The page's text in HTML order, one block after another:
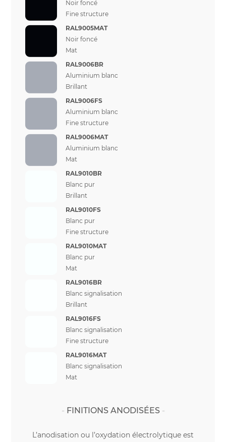
Noir foncé
Fine structure
RAL9005MAT
Noir foncé
Mat
RAL9006BR
Aluminium blanc
Brillant
RAL9006FS
Aluminium blanc
Fine structure
RAL9006MAT
Aluminium blanc
Mat
RAL9010BR
Blanc pur
Brillant
RAL9010FS
Blanc pur
Fine structure
RAL9010MAT
Blanc pur
Mat
RAL9016BR
Blanc signalisation
Brillant
RAL9016FS
Blanc signalisation
Fine structure
RAL9016MAT
Blanc signalisation
Mat
FINITIONS ANODISÉES
L’anodisation ou l’oxydation électrolytique est